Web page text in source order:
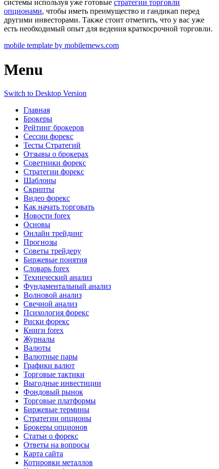
системы используя уже готовые стратегии торговли
опционами, чтобы иметь преимущество и гандикап перед
другими инвесторами. Также стоит отметить, что у вас уже
есть необходимый опыт для ведения краткосрочной торговли.
mobile template by mobilemews.com
Menu
Switch to Desktop Version
Главная
Брокеры
Рейтинг брокеров
Сессии форекс
Тесты Стратегий
Отзывы о брокерах
Советники форекс
Стратегии форекс
Шаблоны
Скрипты
Видео форекс
Как начать торговать
Новости forex
Основы
Онлайн трейдинг
Прогнозы
Советы трейдеру
Биржевые понятия
Словарь forex
Технический анализ
Фундаментальный анализ
Волновой анализ
Свечной анализ
Психология форекс
Риски форекс
Книги forex
Журналы
Валюты
Валютные пары
Графики валют
Торговые тактики
Выгодные инвестиции
Фондовый рынок
Торговые платформы
Биржевые термины
Стратегии опционы
Брокеры опционов
Статьи о форекс
Ответы на вопросы
Карта сайта
Котировки металлов